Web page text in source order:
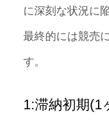
に深刻な状況に
最終的には競売
す。
1:滞納初期(1